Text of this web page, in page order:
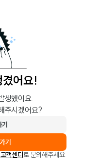
어요!
생했어요.
주시겠어요?
기
기
고객센터로 문의해주세요.